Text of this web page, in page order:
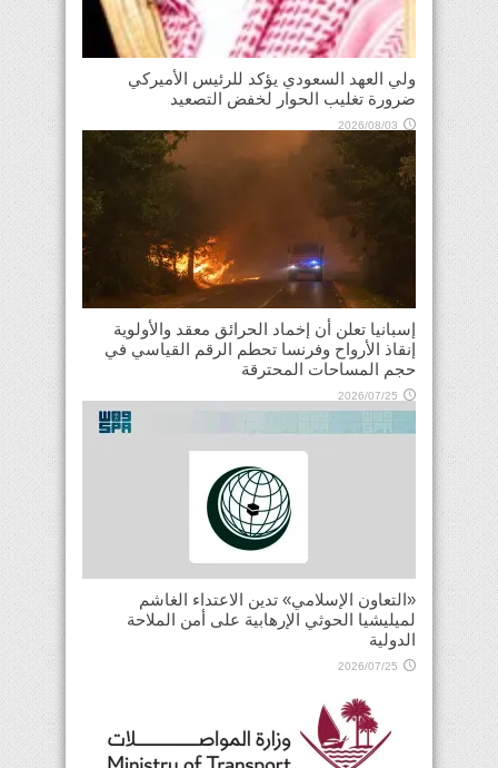
ولي العهد السعودي يؤكد للرئيس الأميركي
ضرورة تغليب الحوار لخفض التصعيد
2026/08/03
إسبانيا تعلن أن إخماد الحرائق معقد والأولوية
إنقاذ الأرواح وفرنسا تحطم الرقم القياسي في
حجم المساحات المحترقة
2026/07/25
«التعاون الإسلامي» تدين الاعتداء الغاشم
لميليشيا الحوثي الإرهابية على أمن الملاحة
الدولية
2026/07/25